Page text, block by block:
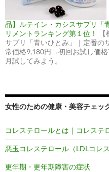
品】ルテイン・カシスサプリ「
リメントランキング第１位！
サプリ「青いひとみ」｜定番の
常価格9,180円→初回お試し価
月試してみよう。
女性のための健康・美容チェッ
コレステロールとは｜コレステ
悪玉コレステロール（LDLコレ
更年期・更年期障害の症状